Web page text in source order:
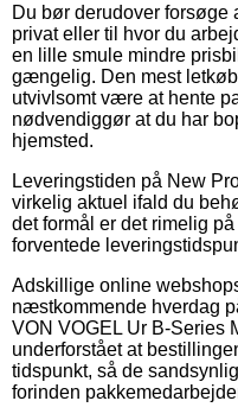
Du bør derudover forsøge
privat eller til hvor du
en lille smule mindre
gængelig. Den mest
utvivlsomt være at hente
nødvendiggør at du har
hjemsted.
Leveringstiden på New
virkelig aktuel ifald du
det formål er det rimelig
forventede
Adskillige online
næstkommende hverdag
VON VOGEL Ur B-Series
underforstået at
tidspunkt, så de
forinden